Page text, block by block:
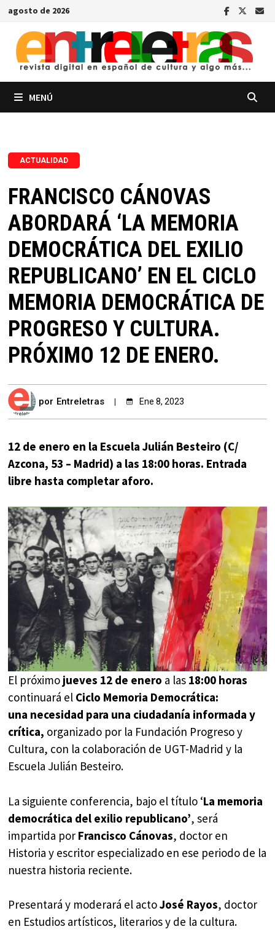
Saltar
contenido
agosto de 2026
MENÚ
ACTUALIDAD
FRANCISCO CÁNOVAS
ABORDARÁ ‘LA MEMORIA
DEMOCRÁTICA DEL EXILIO
REPUBLICANO’ EN EL CICLO
MEMORIA DEMOCRÁTICA DE
PROGRESO Y CULTURA.
PRÓXIMO 12 DE ENERO.
por Entreletras Ene 8, 2023
12 de enero en la Escuela Julián Besteiro (C/
Azcona, 53 – Madrid) a las 18:00 horas. Entrada
libre hasta completar aforo.
El próximo jueves 12 de enero a las 18:00 horas
continuará el Ciclo Memoria Democrática:
una necesidad para una ciudadanía informada y
crítica, organizado por la Fundación Progreso y
Cultura, con la colaboración de UGT-Madrid y la
Escuela Julián Besteiro.
La siguiente conferencia, bajo el título ‘La memoria
democrática del exilio republicano’, será
impartida por Francisco Cánovas, doctor en
Historia y escritor especializado en ese periodo de la
nuestra historia reciente.
Presentará y moderará el actoJosé Rayos, doctor
en Estudios artísticos, literarios y de la cultura.